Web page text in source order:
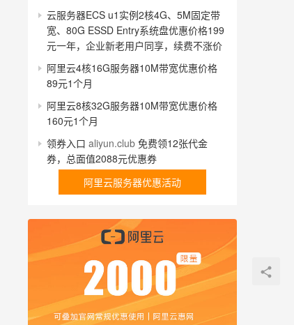
云服务器ECS u1实例2核4G、5M固定带
宽、80G ESSD Entry系统盘优惠价格199
元一年，企业新老用户同享，续费不涨价
阿里云4核16G服务器10M带宽优惠价格
89元1个月
阿里云8核32G服务器10M带宽优惠价格
160元1个月
领券入口 aliyun.club 免费领12张代金
券，总面值2088元优惠券
阿里云服务器优惠活动